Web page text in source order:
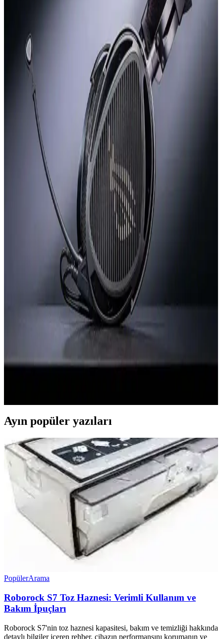
Power Dong, USB-C üzerinden 6W tepe ve 3W sürekli güç
sağlayan, Apple dongle'larından 200 kat daha güçlü bir kulaklık
adaptörüdür. Yüksek empedanslı kulaklıklar ve küçük hoparlörler
için tasarlanmıştır.
Reddit Kullanıcılarının En Çok Önerdiği Kulaklık
Modelleri ve Kullanım Alanları
Reddit'teki 1.7 binden fazla başlıkta paylaşılan kulaklık önerileri,
farklı kullanım amaçlarına göre tercih edilen modelleri ve kullanıcı
deneyimlerini ortaya koyuyor.
Kulaklık Tasarımında Saç Çekilmesi ve Kellik
Sorunlarının İncelenmesi
Kulak üstü kulaklıkların saç çekmesi ve kellelik, kullanıcı konforunu
etkileyen önemli tasarım sorunlarıdır. Farklı modellerde değişen bu
problemler, saç yapısı ve kafa şekline göre farklılık gösterir.
Apple AirPods Max 2: H2 Çip, USB-C Desteği ve
Gürültü Engellemede İyileştirmeler
Apple AirPods Max 2, H2 çip ve USB-C desteği gibi teknik
yeniliklerle geliyor. Tasarımda büyük değişiklik yok, suya
dayanıklılık eksikliği ve ağırlık eleştiriliyor. Kullanıcı beklentileri
Radar Kulaklık: 4 Yıllık Gelişimle Yenilikçi Tasarım
ve Doğal Ses Deneyimi
Radar kulaklık, 4 yıl süren modifikasyonla ortaya çıkan özgün bir
tasarım. Paslanmaz çelik başlık, PA12 naylon kulak kupaları ve 40
mm titanyum sürücüsüyle pürüzsüz, doğal ses deneyimi sağlar.
ROG Kithara x Hifiman Kulaklık İncelemesi:
Planar Manyetik Performans ve Yapı Kalitesi
ROG Kithara x Hifiman, planar manyetik sürücülerle oyun ve
Ayın popüler yazıları
PopülerArama
Roborock S7 Toz Haznesi: Verimli Kullanım ve
Bakım İpuçları
Roborock S7'nin toz haznesi kapasitesi, bakım ve temizliği hakkında
detaylı bilgiler içeren rehber, cihazın performansını korumanın ve